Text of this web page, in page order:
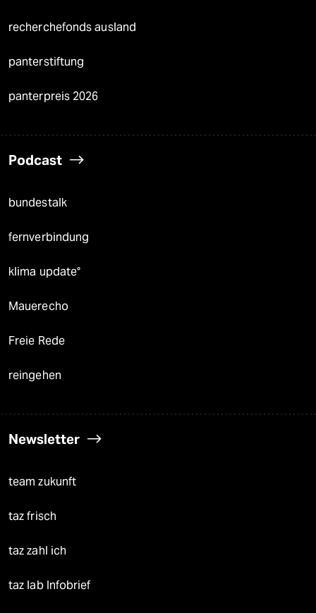
recherchefonds ausland
panterstiftung
panterpreis 2026
Podcast
bundestalk
fernverbindung
klima update°
Mauerecho
Freie Rede
reingehen
Newsletter
team zukunft
taz frisch
taz zahl ich
taz lab Infobrief